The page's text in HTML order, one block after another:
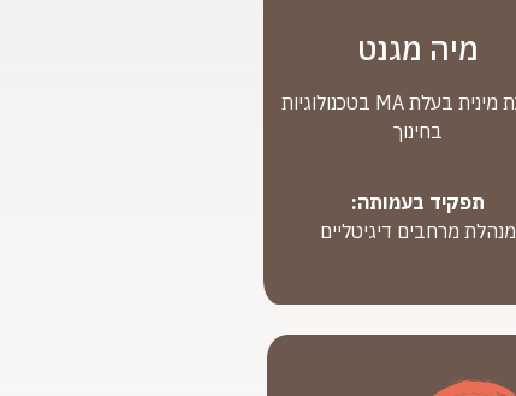
מיה מגנט
מחנכת מינית בעלת MA בטכנולוגיות
בחינוך
תפקיד בעמותה:
מנהלת מרחבים דיגיטליים